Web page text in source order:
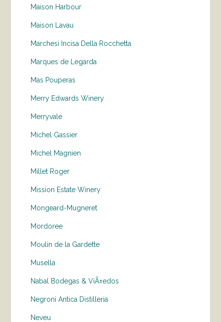
Maison Harbour
Maison Lavau
Marchesi Incisa Della Rocchetta
Marques de Legarda
Mas Pouperas
Merry Edwards Winery
Merryvale
Michel Gassier
Michel Magnien
Millet Roger
Mission Estate Winery
Mongeard-Mugneret
Mordoree
Moulin de la Gardette
Musella
Nabal Bodegas & ViÃ±edos
Negroni Antica Distilleria
Neveu